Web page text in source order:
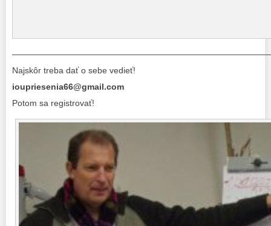
Najskôr treba dať o sebe vedieť!
ioupriesenia66@gmail.com
Potom sa registrovať!